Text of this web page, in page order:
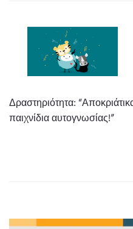
Δραστηριότητα:
παιχνίδια αυτογνωσίας!”